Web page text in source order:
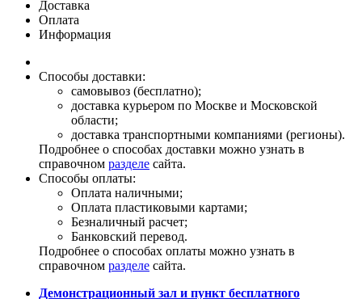
Доставка
Оплата
Информация
Способы доставки:
самовывоз (бесплатно);
доставка курьером по Москве и Московской
области;
доставка транспортными компаниями (регионы).
Подробнее о способах доставки можно узнать в
справочном разделе сайта.
Способы оплаты:
Оплата наличными;
Оплата пластиковыми картами;
Безналичный расчет;
Банковский перевод.
Подробнее о способах оплаты можно узнать в
справочном разделе сайта.
Демонстрационный зал и пункт бесплатного